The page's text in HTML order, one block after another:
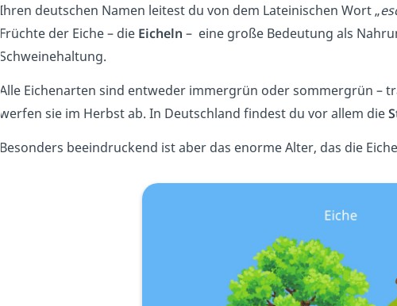
Ihren deutschen Namen leitest du von dem Lateinischen Wort „
Früchte der Eiche – die Eicheln – eine große Bedeutung als
Schweinehaltung.
Alle Eichenarten sind entweder immergrün oder sommergrün –
werfen sie im Herbst ab. In Deutschland findest du vor allem die
Besonders beeindruckend ist aber das enorme Alter, das die